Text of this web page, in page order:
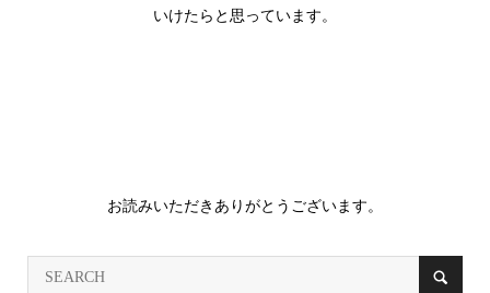
いけたらと思っています。
お読みいただきありがとうございます。